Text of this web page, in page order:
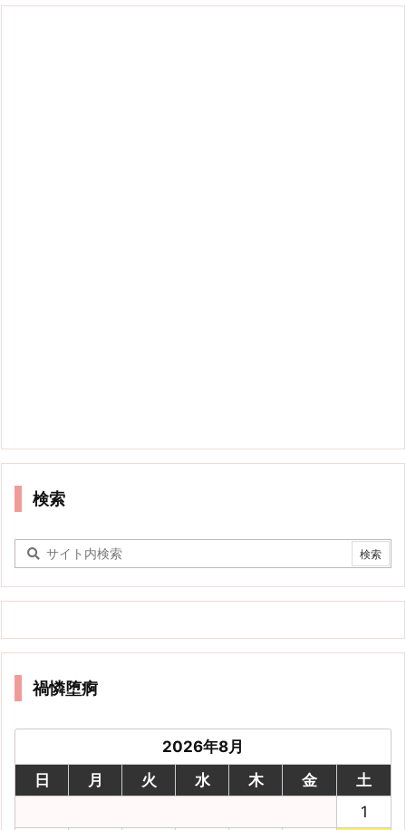
検索
禍憐堕痾
2026年8月
日
月 火 水 木 金
土
1